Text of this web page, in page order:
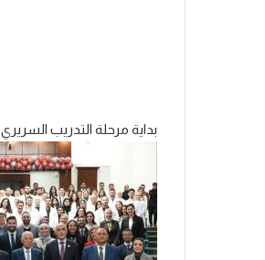
بداية مرحلة التدريب السريري.